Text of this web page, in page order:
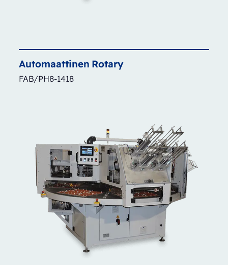
Automaattinen Rotary
FAB/PH8-1418